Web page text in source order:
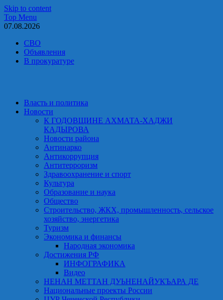
Skip to content
Top Menu
07.08.2026
СВО
Объявления
В прокуратуре
Власть и политика
Новости
К ГОДОВЩИНЕ АХМАТА-ХАДЖИ
КАДЫРОВА
Новости района
Антинарко
Антикоррупция
Антитерроризм
Здравоохранение и спорт
Культура
Образование и наука
Общество
Строительство, ЖКХ, промышленность, сельское
хозяйство, энергетика
Туризм
Экономика и финансы
Народная экономика
Достижения РФ
ИНФОГРАФИКА
Видео
НЕНАН МЕТТАН ДУЬНЕНАЙУКЪАРА ДЕ
Национальные проекты России